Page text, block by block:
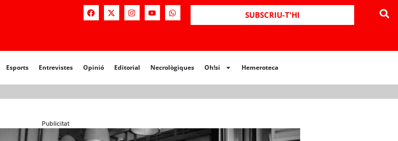
SUBSCRIU-T'HI
Esports Entrevistes Opinió Editorial Necrològiques Oh!si Hemeroteca
Opinió Editorial Necrològiques Hemeroteca
Publicitat